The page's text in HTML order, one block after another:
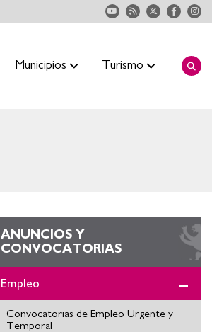
Municipios Turismo
ANUNCIOS Y
CONVOCATORIAS
Empleo
Convocatorias de Empleo Urgente y
Temporal